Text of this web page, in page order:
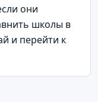
они
школы в
и перейти к